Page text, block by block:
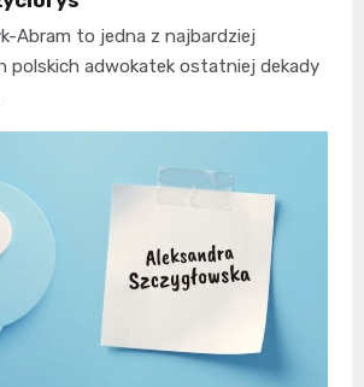
Abram to jedna z najbardziej
polskich adwokatek ostatniej dekady